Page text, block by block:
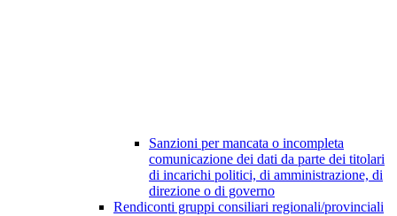
Sanzioni per mancata o incompleta
comunicazione dei dati da parte dei titolari
di incarichi politici, di amministrazione, di
direzione o di governo
Rendiconti gruppi consiliari regionali/provinciali